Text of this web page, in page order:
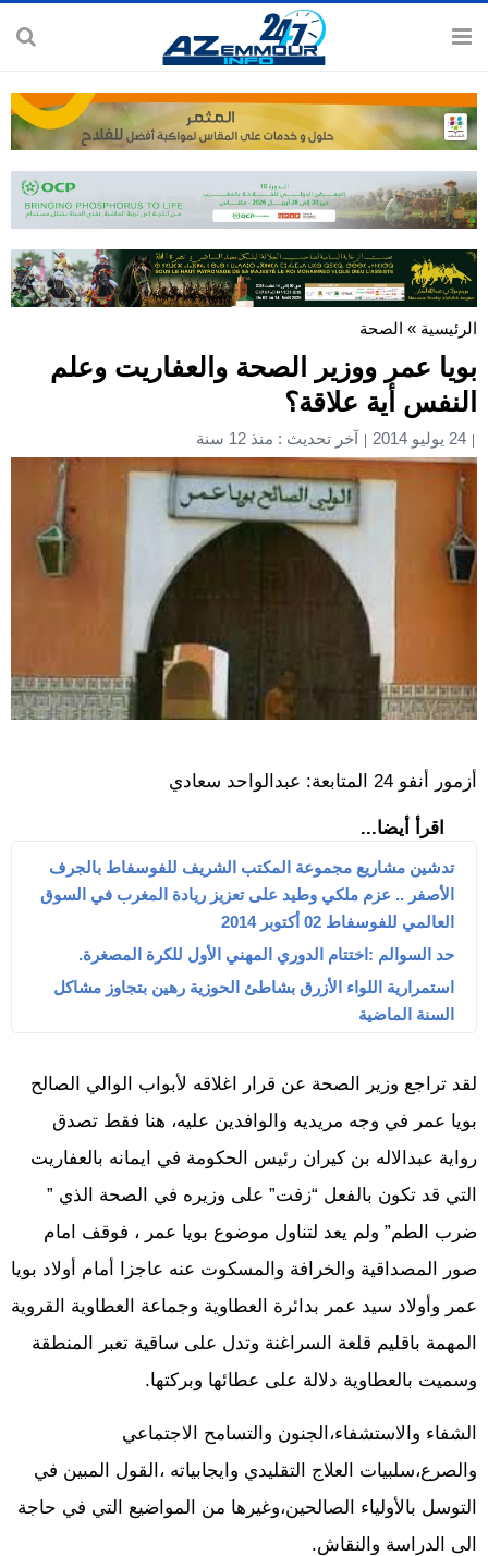
الرئيسية » الصحة
بويا عمر ووزير الصحة والعفاريت وعلم
النفس أية علاقة؟
24 يوليو 2014 آخر تحديث : منذ 12 سنة
أزمور أنفو 24 المتابعة: عبدالواحد سعادي
اقرأ أيضا...
تدشين مشاريع مجموعة المكتب الشريف للفوسفاط بالجرف
الأصفر .. عزم ملكي وطيد على تعزيز ريادة المغرب في السوق
العالمي للفوسفاط 02 أكتوبر 2014
حد السوالم :اختتام الدوري المهني الأول للكرة المصغرة.
استمرارية اللواء الأزرق بشاطئ الحوزية رهين بتجاوز مشاكل
السنة الماضية
لقد تراجع وزير الصحة عن قرار اغلاقه لأبواب الوالي الصالح
بويا عمر في وجه مريديه والوافدين عليه، هنا فقط تصدق
رواية عبدالاله بن كيران رئيس الحكومة في ايمانه بالعفاريت
التي قد تكون بالفعل “زفت” على وزيره في الصحة الذي ”
ضرب الطم” ولم يعد لتناول موضوع بويا عمر ، فوقف امام
صور المصداقية والخرافة والمسكوت عنه عاجزا أمام أولاد بويا
عمر وأولاد سيد عمر بدائرة العطاوية وجماعة العطاوية القروية
المهمة باقليم قلعة السراغنة وتدل على ساقية تعبر المنطقة
وسميت بالعطاوية دلالة على عطائها وبركتها.
الشفاء والاستشفاء،الجنون والتسامح الاجتماعي
والصرع،سلبيات العلاج التقليدي وايجابياته ،القول المبين في
التوسل بالأولياء الصالحين،وغيرها من المواضيع التي في حاجة
الى الدراسة والنقاش.